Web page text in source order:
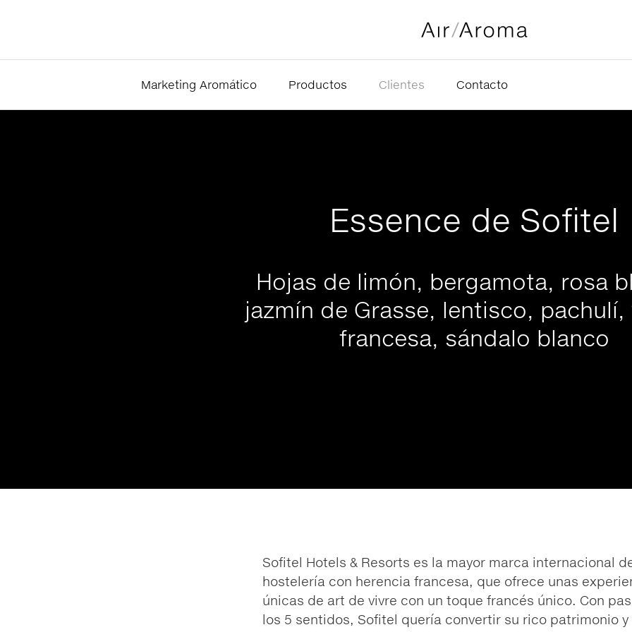
Marketing Aromático Productos Clientes Contacto
Essence de Sofitel
Hojas de limón, bergamota, rosa
jazmín de Grasse, lentisco, pachulí,
francesa, sándalo blanco
Sofitel Hotels & Resorts es la mayor marca internacional
hostelería con herencia francesa, que ofrece unas
únicas de art de vivre con un toque francés único. Con
los 5 sentidos, Sofitel quería convertir su rico patrimonio y